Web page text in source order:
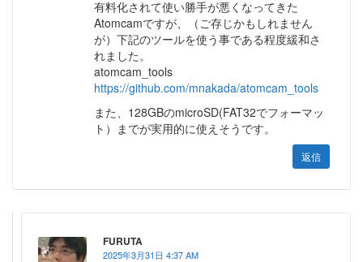
有料化されて使い勝手が悪くなってきた
Atomcamですが、（ご存じかもしれません
が）下記のツールを使う事である程度緩和さ
れました。
atomcam_tools
https://github.com/mnakada/atomcam_tools
また、128GBのmicroSD(FAT32でフォーマッ
ト）までが実用的に使えそうです。
返信
FURUTA
2025年3月31日 4:37 AM